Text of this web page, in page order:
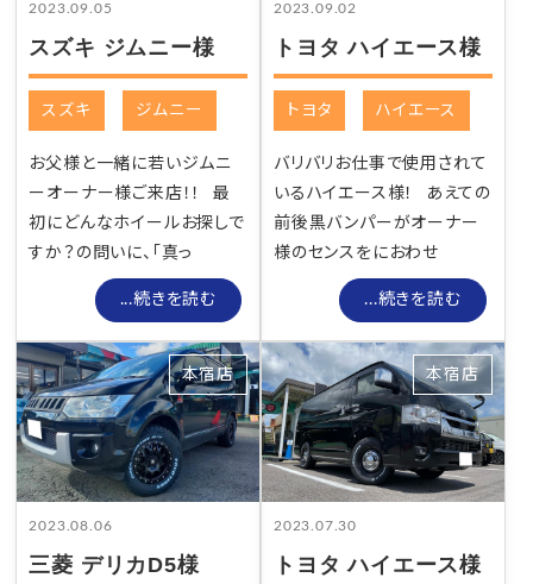
2023.09.05
スズキ ジムニー様
スズキ ジムニー
お父様と一緒に若いジムニ
ーオーナー様ご来店！！ 最
初にどんなホイールお探しで
すか？の問いに、「真っ
...続きを読む
2023.09.02
トヨタ ハイエース様
トヨタ ハイエース
バリバリお仕事で使用されて
いるハイエース様！ あえての
前後黒バンパーがオーナー
様のセンスをにおわせ
...続きを読む
2023.08.06
三菱 デリカD5様
本宿店
2023.07.30
トヨタ ハイエース様
本宿店